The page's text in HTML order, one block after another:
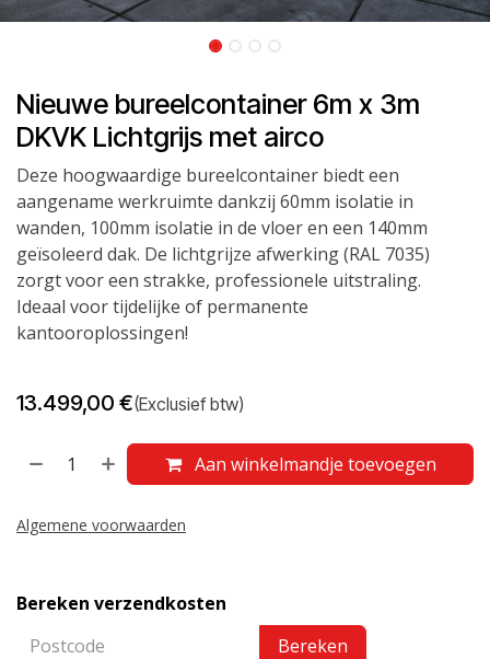
Nieuwe bureelcontainer 6m x 3m
DKVK Lichtgrijs met airco
Deze hoogwaardige bureelcontainer biedt een
aangename werkruimte dankzij 60mm isolatie in
wanden, 100mm isolatie in de vloer en een 140mm
geïsoleerd dak. De lichtgrijze afwerking (RAL 7035)
zorgt voor een strakke, professionele uitstraling.
Ideaal voor tijdelijke of permanente
kantooroplossingen!
13.499,00 €(Exclusief btw)
Aan winkelmandje toevoegen
Algemene voorwaarden
Bereken verzendkosten
Bereken